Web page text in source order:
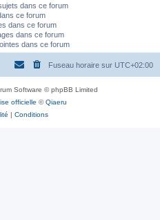
dans ce forum
ce forum
dans ce forum
dans ce forum
dans ce forum
Fuseau horaire sur UTC+02:00
Software © phpBB Limited
officielle ©Qiaeru
| Conditions